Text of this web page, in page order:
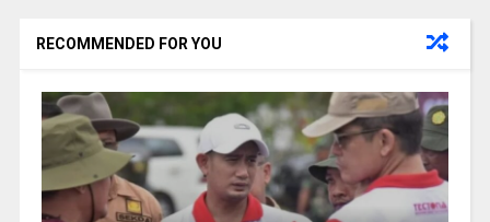
RECOMMENDED FOR YOU